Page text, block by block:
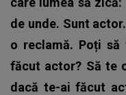
de unde. Sunt
o reclamă. Poți
făcut actor? Să te
dacă te-ai făcut